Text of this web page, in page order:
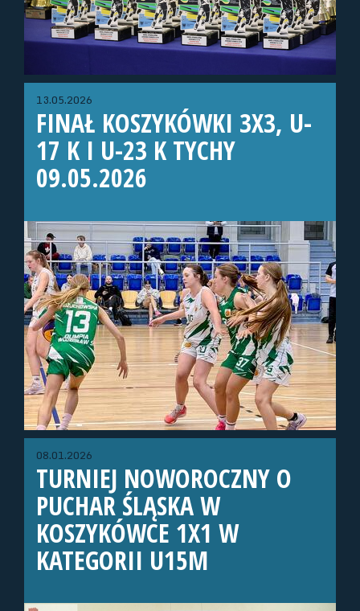
13.05.2026
FINAŁ KOSZYKÓWKI 3X3, U-
17 K I U-23 K TYCHY
09.05.2026
08.01.2026
TURNIEJ NOWOROCZNY O
PUCHAR ŚLĄSKA W
KOSZYKÓWCE 1X1 W
KATEGORII U15M